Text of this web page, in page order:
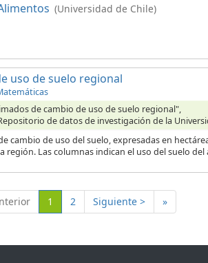
(Universidad de Chile)
uso de suelo regional
de cambio de uso de suelo regional",
de datos de investigación de la
cambio de uso del suelo, expresadas en
Las columnas indican el uso del suelo
1 (Actual)
2 Siguiente > »